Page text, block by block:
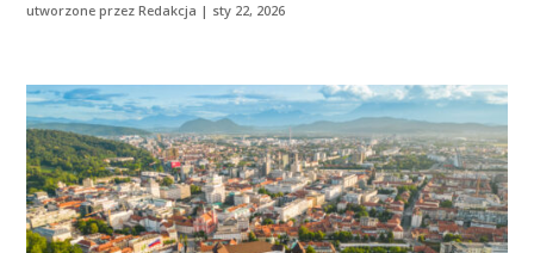
utworzone przezRedakcja | sty 22, 2026